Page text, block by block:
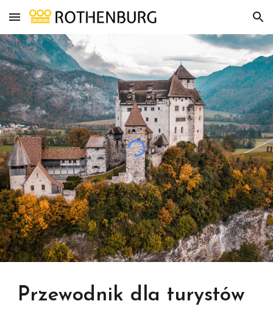
Skip to main content Skip to navigation
Przewodnik dla turystów